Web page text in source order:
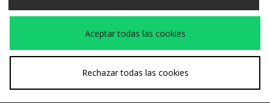
Aceptar todas las cookies
Rechazar todas las cookies